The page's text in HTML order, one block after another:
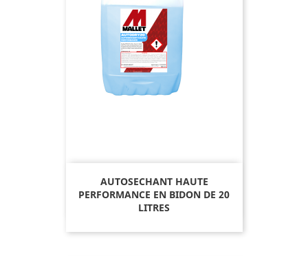
AUTOSECHANT HAUTE
PERFORMANCE EN BIDON DE 20
LITRES